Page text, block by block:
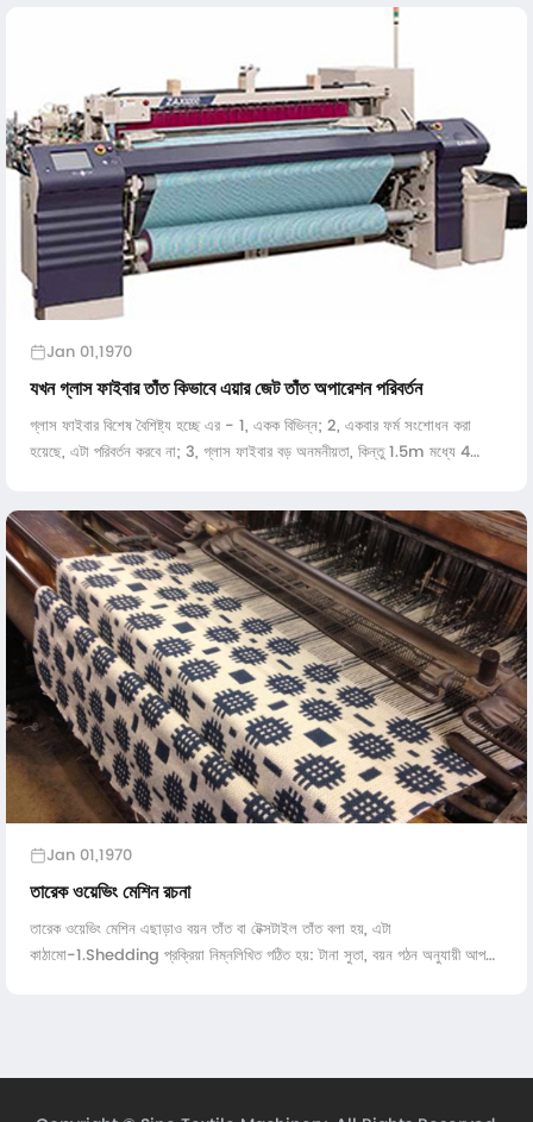
Jan 01,1970
যখন গ্লাস ফাইবার তাঁত কিভাবে এয়ার জেট তাঁত অপারেশন পরিবর্তন
গ্লাস ফাইবার বিশেষ বৈশিষ্ট্য হচ্ছে এর - 1, একক বিভিন্ন; 2, একবার ফর্ম সংশোধন করা
হয়েছে, এটা পরিবর্তন করবে না; 3, গ্লাস ফাইবার বড় অনমনীয়তা, কিন্তু 1.5m মধ্যে 4
Jan 01,1970
তারেক ওয়েভিং মেশিন রচনা
তারেক ওয়েভিং মেশিন এছাড়াও বয়ন তাঁত বা টেক্সটাইল তাঁত বলা হয়, এটা
কাঠামো-1.Shedding প্রক্রিয়া নিম্নলিখিত গঠিত হয়: টানা সুতা, বয়ন গঠন অনুযায়ী আপ